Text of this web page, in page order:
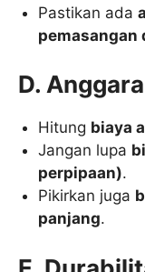
Pastikan ada
pemasangan
D.
Hitung biaya
Jangan lupa
perpipaan).
Pikirkan juga
panjang.